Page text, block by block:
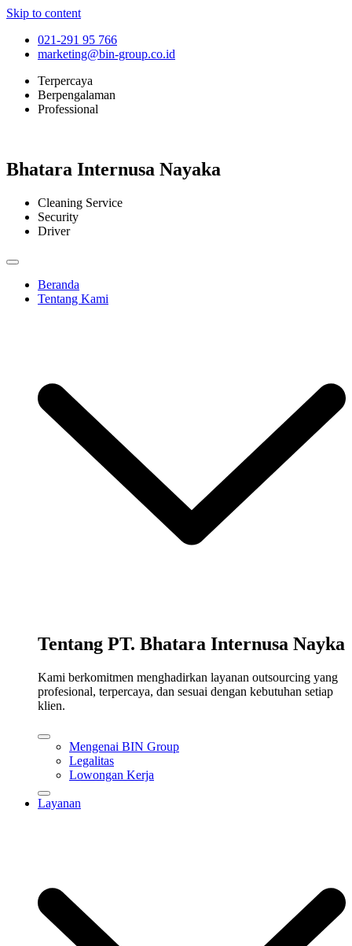
Skip to content
021-291 95 766
marketing@bin-group.co.id
Terpercaya
Berpengalaman
Professional
Bhatara Internusa Nayaka
Cleaning Service
Security
Driver
Beranda
Tentang Kami
Tentang PT. Bhatara Internusa Nayka
Kami berkomitmen menghadirkan layanan outsourcing yang
profesional, terpercaya, dan sesuai dengan kebutuhan setiap
klien.
Mengenai BIN Group
Legalitas
Lowongan Kerja
Layanan